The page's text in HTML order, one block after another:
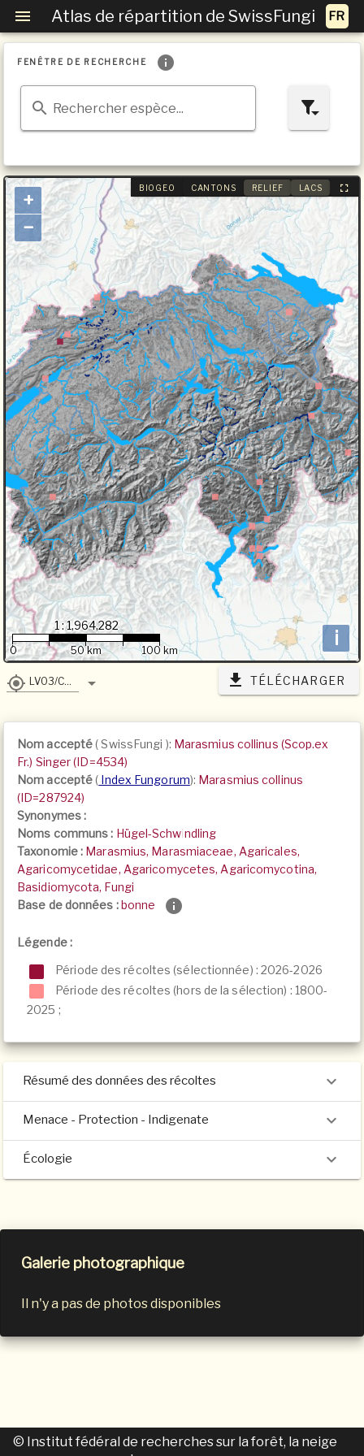
Atlas de répartition de SwissFungi
FENÊTRE DE RECHERCHE
Rechercher espèce...
BIOGEO CANTONS RELIEF LACS
+
−
i
1 : 1,964,282
0 50 km 100 km
LV03/CH1903 TÉLÉCHARGER
Nom accepté(SwissFungi ): Marasmius collinus (Scop.ex
Fr.) Singer (ID=4534)
Nom accepté( Index Fungorum): Marasmius collinus
(ID=287924)
Synonymes :
Noms communs : Hügel-Schwindling
Taxonomie : Marasmius, Marasmiaceae, Agaricales,
Agaricomycetidae, Agaricomycetes, Agaricomycotina,
Basidiomycota, Fungi
Base de données :bonne
Légende :
Période des récoltes (sélectionnée) : 2026-2026
Période des récoltes (hors de la sélection) : 1800-
2025 ;
Résumé des données des récoltes
Menace - Protection - Indigenate
Écologie
Galerie photographique
Il n'y a pas de photos disponibles
© Institut fédéral de recherches sur la forêt, la neige